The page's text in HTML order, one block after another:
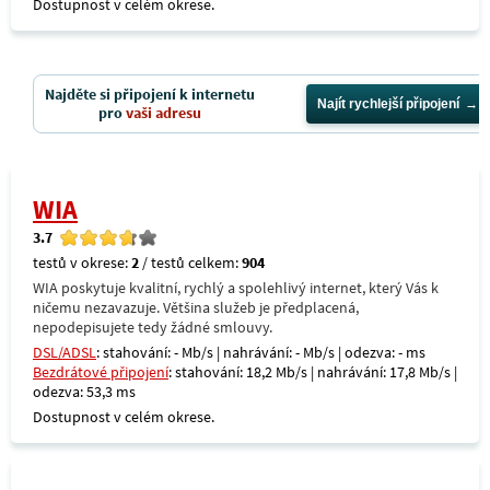
Dostupnost v celém okrese.
Najděte si připojení k internetu
provaši adresu Najít rychlejší připojení
WIA
3.7
testů v okrese:2 / testů celkem:904
WIA poskytuje kvalitní, rychlý a spolehlivý internet, který Vás k
ničemu nezavazuje. Většina služeb je předplacená,
nepodepisujete tedy žádné smlouvy.
DSL/ADSL: stahování: - Mb/s | nahrávání: - Mb/s | odezva: - ms
Bezdrátové připojení: stahování: 18,2 Mb/s | nahrávání: 17,8 Mb/s |
odezva: 53,3 ms
Dostupnost v celém okrese.